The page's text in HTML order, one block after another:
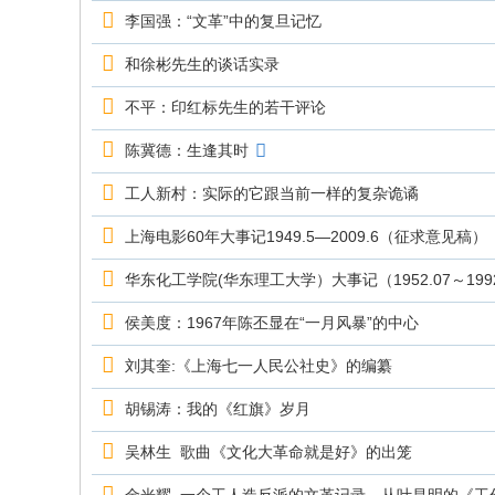
究
李国强：“文革”中的复旦记忆
和徐彬先生的谈话实录
不平：印红标先生的若干评论
陈冀德：生逢其时
工人新村：实际的它跟当前一样的复杂诡谲
上海电影60年大事记1949.5—2009.6（征求意见稿）
华东化工学院(华东理工大学）大事记（1952.07～
侯美度：1967年陈丕显在“一月风暴”的中心
刘其奎:《上海七一人民公社史》的编纂
胡锡涛：我的《红旗》岁月
吴林生 歌曲《文化大革命就是好》的出笼